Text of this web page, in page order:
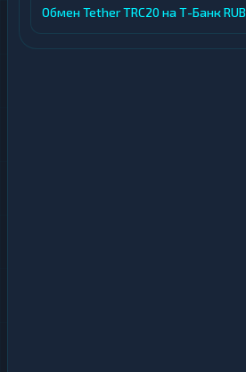
Обмен Tether TRC20 на Т-Банк RUB